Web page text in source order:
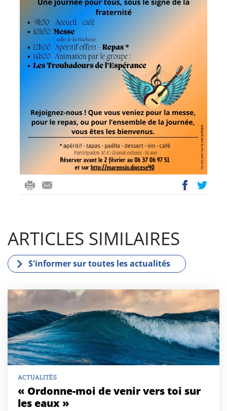
ri
-
ac
wi
ARTICLES SIMILAIRES
S'informer sur toutes les actualités
ACTUALITÉS
« Ordonne-moi de venir vers toi sur
les eaux »